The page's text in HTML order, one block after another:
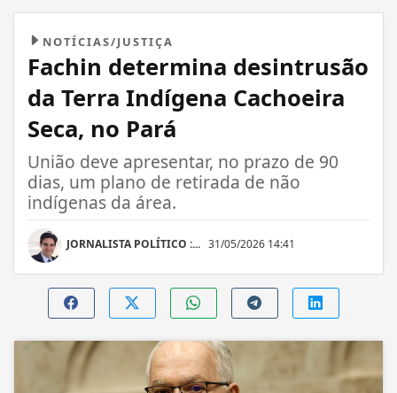
NOTÍCIAS/JUSTIÇA
Fachin determina desintrusão
da Terra Indígena Cachoeira
Seca, no Pará
União deve apresentar, no prazo de 90
dias, um plano de retirada de não
indígenas da área.
JORNALISTA POLÍTICO :... 31/05/2026 14:41